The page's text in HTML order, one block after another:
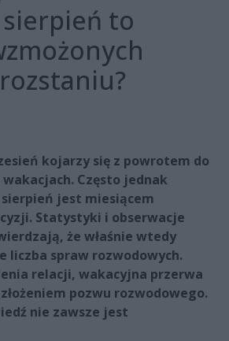
sierpień to
kojarzy się z powrotem do
Często jednak
jest miesiącem
Statystyki i obserwacje
że właśnie wtedy
liczba spraw rozwodowych.
relacji, wakacyjna przerwa
pozwu rozwodowego.
nie zawsze jest